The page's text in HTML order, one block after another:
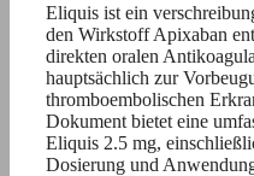
Eliquis ist ein
den Wirkstoff Apixaban
direkten oralen
hauptsächlich zur
thromboembolischen
Dokument bietet eine
Eliquis 2.5 mg,
Dosierung und